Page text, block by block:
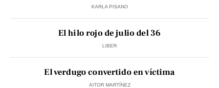
KARLA PISANO
El hilo rojo de julio del 36
LIBER
El verdugo convertido en víctima
AITOR MARTÍNEZ